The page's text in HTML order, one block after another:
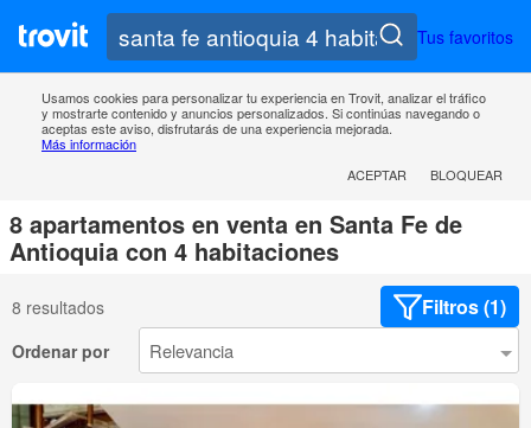
Tus favoritos
Usamos cookies para personalizar tu experiencia en Trovit, analizar el tráfico
y mostrarte contenido y anuncios personalizados. Si continúas navegando o
aceptas este aviso, disfrutarás de una experiencia mejorada.
Más información
ACEPTAR
BLOQUEAR
8 apartamentos en venta en Santa Fe de
Antioquia con 4 habitaciones
8 resultados Filtros (1)
Ordenar por